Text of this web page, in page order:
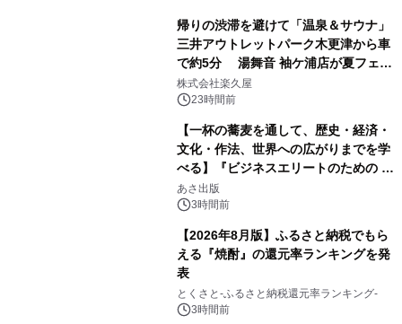
帰りの渋滞を避けて「温泉＆サウナ」
三井アウトレットパーク木更津から車
で約5分 湯舞音 袖ケ浦店が夏フェア
メニューを提供
株式会社楽久屋
23時間前
【一杯の蕎麦を通して、歴史・経済・
文化・作法、世界への広がりまでを学
べる】『ビジネスエリートのための 教
養としての蕎麦』2026年8月25日
（火）発売
あさ出版
3時間前
【2026年8月版】ふるさと納税でもら
える『焼酎』の還元率ランキングを発
表
とくさと-ふるさと納税還元率ランキング-
3時間前